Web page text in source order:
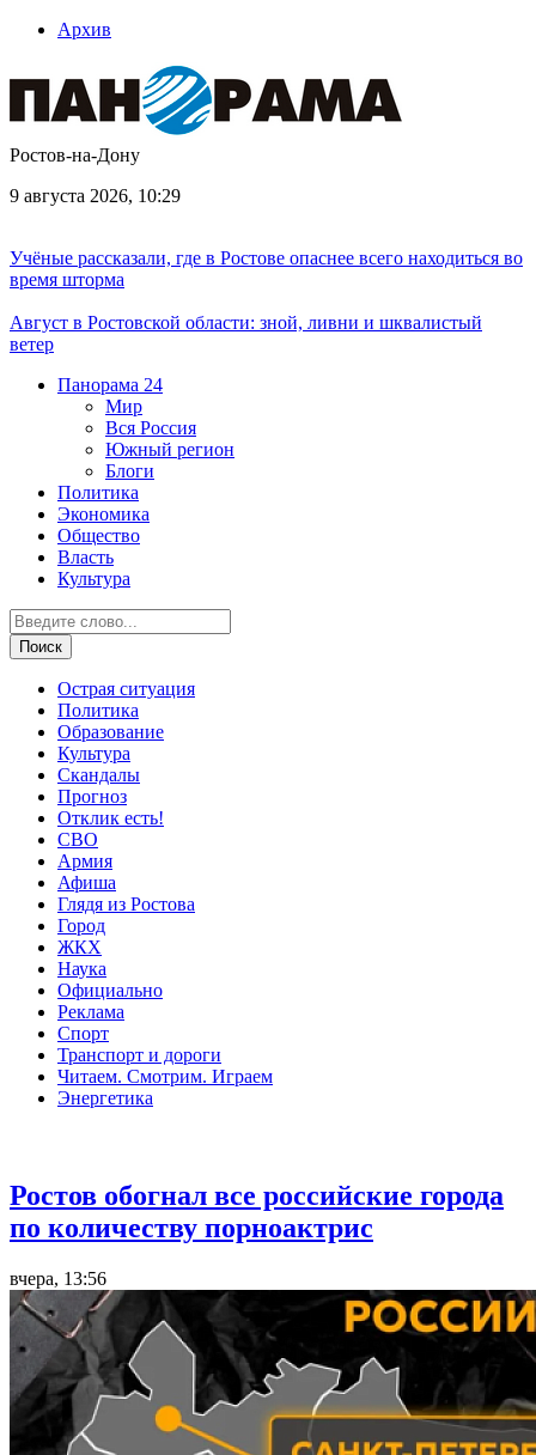
Архив
Ростов-на-Дону
9 августа 2026, 10:29
Учёные рассказали, где в Ростове опаснее всего находиться во
время шторма
Август в Ростовской области: зной, ливни и шквалистый
ветер
Панорама 24
Мир
Вся Россия
Южный регион
Блоги
Политика
Экономика
Общество
Власть
Культура
Острая ситуация
Политика
Образование
Культура
Скандалы
Прогноз
Отклик есть!
СВО
Армия
Афиша
Глядя из Ростова
Город
ЖКХ
Наука
Официально
Реклама
Спорт
Транспорт и дороги
Читаем. Смотрим. Играем
Энергетика
Ростов обогнал все российские города
по количеству порноактрис
вчера, 13:56